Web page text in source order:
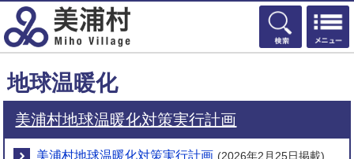
検索
地球温暖化
美浦村地球温暖化対策実行計画
美浦村地球温暖化対策実行計画 (2026年2月25日掲載)